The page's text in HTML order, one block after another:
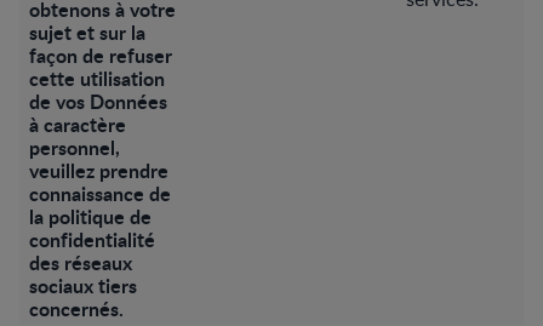
obtenons à votre
sujet et sur la
façon de refuser
cette utilisation
de vos Données
à caractère
personnel,
veuillez prendre
connaissance de
la politique de
confidentialité
des réseaux
sociaux tiers
concernés.